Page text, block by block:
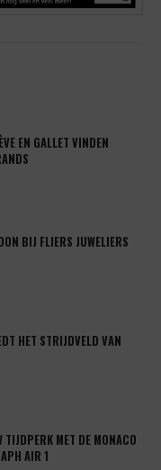
EN GALLET VINDEN
BIJ FLIERS JUWELIERS
HET STRIJDVELD VAN
TIJDPERK MET DE MONACO
AIR 1